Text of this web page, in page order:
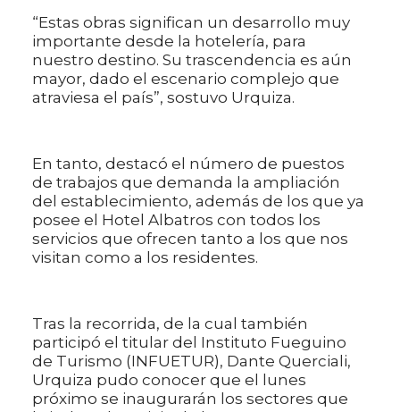
“Estas obras significan un desarrollo muy
importante desde la hotelería, para
nuestro destino. Su trascendencia es aún
mayor, dado el escenario complejo que
atraviesa el país”, sostuvo Urquiza.
En tanto, destacó el número de puestos
de trabajos que demanda la ampliación
del establecimiento, además de los que ya
posee el Hotel Albatros con todos los
servicios que ofrecen tanto a los que nos
visitan como a los residentes.
Tras la recorrida, de la cual también
participó el titular del Instituto Fueguino
de Turismo (INFUETUR), Dante Querciali,
Urquiza pudo conocer que el lunes
próximo se inaugurarán los sectores que